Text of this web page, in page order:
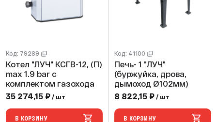
Код: 79289
Котел "ЛУЧ" КСГВ-12, (П)
max 1.9 bar с
комплектом газохода
35 274,15 ₽ / шт
В КОРЗИНУ
Код: 41100
Печь- 1 "ЛУЧ"
(буржуйка, дрова,
дымоход Ø102мм)
8 822,15 ₽ / шт
В КОРЗИНУ